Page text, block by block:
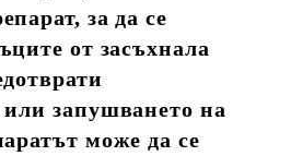
за да се
от засъхнала
запушването на
може да се